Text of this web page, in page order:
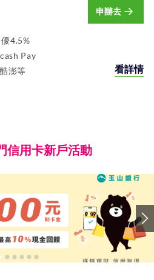
申辦去
4.5%
Pay
澎等
看詳情
信用卡新戶活動